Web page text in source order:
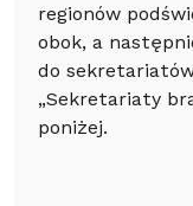
regionów
obok, a
do
„Sekretariaty
poniżej.